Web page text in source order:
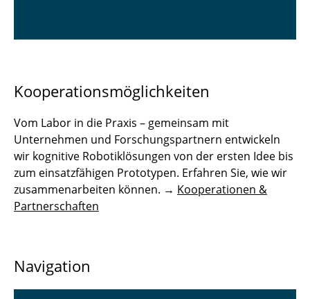
Kooperationsmöglichkeiten
Vom Labor in die Praxis – gemeinsam mit
Unternehmen und Forschungspartnern entwickeln
wir kognitive Robotiklösungen von der ersten Idee bis
zum einsatzfähigen Prototypen. Erfahren Sie, wie wir
zusammenarbeiten können. → Kooperationen &
Partnerschaften
Navigation